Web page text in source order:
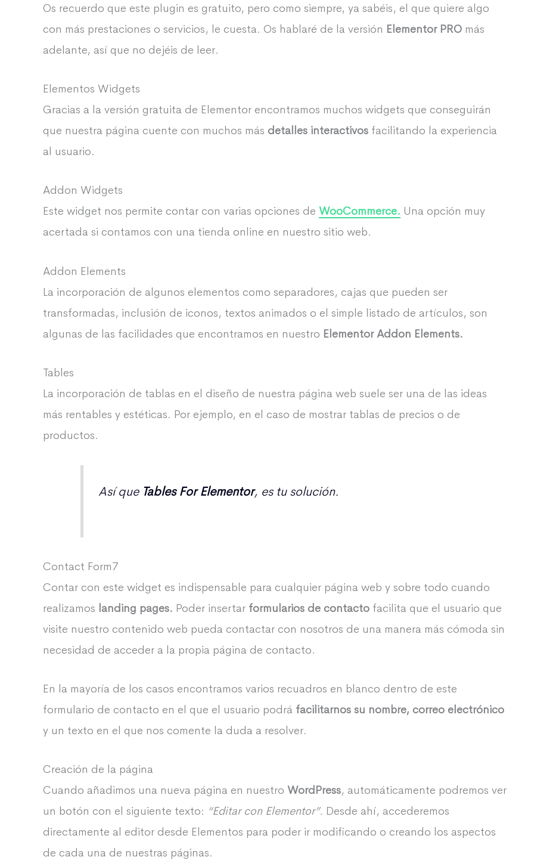
Os recuerdo que este plugin es gratuito, pero como siempre, ya sabéis, el que quiere algo
con más prestaciones o servicios, le cuesta. Os hablaré de la versión Elementor PRO más
adelante, así que no dejéis de leer.
Elementos Widgets
Gracias a la versión gratuita de Elementor encontramos muchos widgets que conseguirán
que nuestra página cuente con muchos más detalles interactivos facilitando la experiencia
al usuario.
Addon Widgets
Este widget nos permite contar con varias opciones de WooCommerce. Una opción muy
acertada si contamos con una tienda online en nuestro sitio web.
Addon Elements
La incorporación de algunos elementos como separadores, cajas que pueden ser
transformadas, inclusión de iconos, textos animados o el simple listado de artículos, son
algunas de las facilidades que encontramos en nuestro Elementor Addon Elements.
Tables
La incorporación de tablas en el diseño de nuestra página web suele ser una de las ideas
más rentables y estéticas. Por ejemplo, en el caso de mostrar tablas de precios o de
productos.
Así que Tables For Elementor, es tu solución.
Contact Form7
Contar con este widget es indispensable para cualquier página web y sobre todo cuando
realizamos landing pages. Poder insertar formularios de contacto facilita que el usuario que
visite nuestro contenido web pueda contactar con nosotros de una manera más cómoda sin
necesidad de acceder a la propia página de contacto.
En la mayoría de los casos encontramos varios recuadros en blanco dentro de este
formulario de contacto en el que el usuario podrá facilitarnos su nombre, correo electrónico
y un texto en el que nos comente la duda a resolver.
Creación de la página
Cuando añadimos una nueva página en nuestro WordPress, automáticamente podremos ver
un botón con el siguiente texto: “Editar con Elementor”. Desde ahí, accederemos
directamente al editor desde Elementos para poder ir modificando o creando los aspectos
de cada una de nuestras páginas.